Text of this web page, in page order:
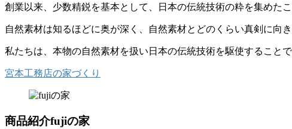
創業以来、少数精鋭を基本として、日本の伝統技術の粋を集めた
自然素材は知るほどに奥が深く、自然素材とどのくらい真剣に向
私たちは、本物の自然素材を扱い日本の伝統技術を駆使すること
宮本工務店の家づくり
商品紹介fujiの家